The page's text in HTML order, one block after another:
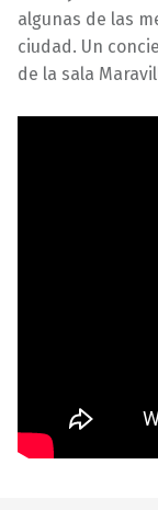
algunas de las
ciudad. Un
de la sala
Volver a la navegación principal